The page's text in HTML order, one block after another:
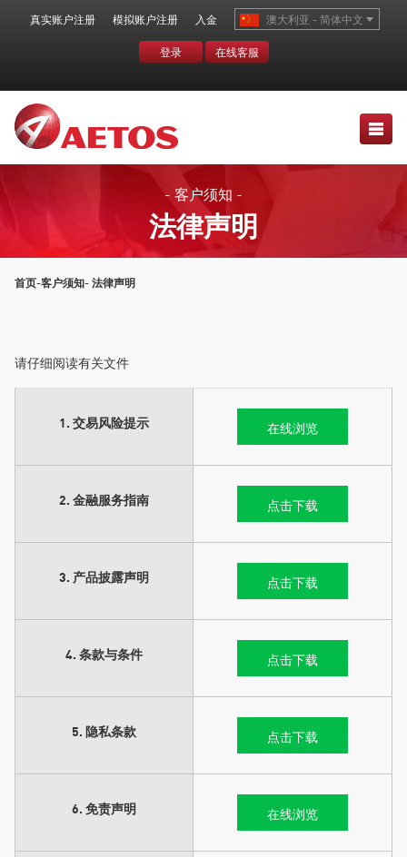
真实账户注册 模拟账户注册 入金 澳大利亚 - 简体中文
登录 在线客服
- 客户须知 -
法律声明
首页-客户须知- 法律声明
请仔细阅读有关文件
1. 交易风险提示 在线浏览
2. 金融服务指南 点击下载
3. 产品披露声明 点击下载
4. 条款与条件 点击下载
5. 隐私条款 点击下载
6. 免责声明 在线浏览